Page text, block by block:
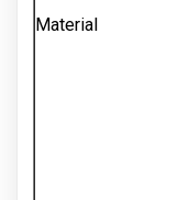
Material